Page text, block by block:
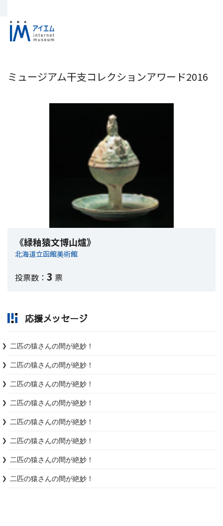
ミュージアム干支コレクションアワード2016
《緑釉猿文博山爐》
北海道立函館美術館
投票数： 3 票
応援メッセージ
二匹の猿さんの間が絶妙！
二匹の猿さんの間が絶妙！
二匹の猿さんの間が絶妙！
二匹の猿さんの間が絶妙！
二匹の猿さんの間が絶妙！
二匹の猿さんの間が絶妙！
二匹の猿さんの間が絶妙！
二匹の猿さんの間が絶妙！